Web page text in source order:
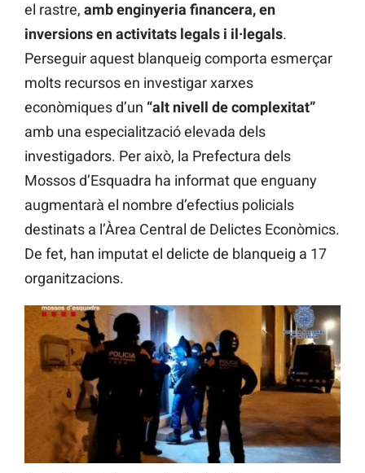
el rastre, amb enginyeria financera, en
inversions en activitats legals i il·legals.
Perseguir aquest blanqueig comporta esmerçar
molts recursos en investigar xarxes
econòmiques d’un “alt nivell de complexitat”
amb una especialització elevada dels
investigadors. Per això, la Prefectura dels
Mossos d’Esquadra ha informat que enguany
augmentarà el nombre d’efectius policials
destinats a l’Àrea Central de Delictes Econòmics.
De fet, han imputat el delicte de blanqueig a 17
organitzacions.